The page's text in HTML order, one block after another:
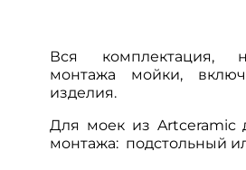
Вся комплектация,
монтажа мойки,
изделия.
Для моек из Artceramic
монтажа: подстольный